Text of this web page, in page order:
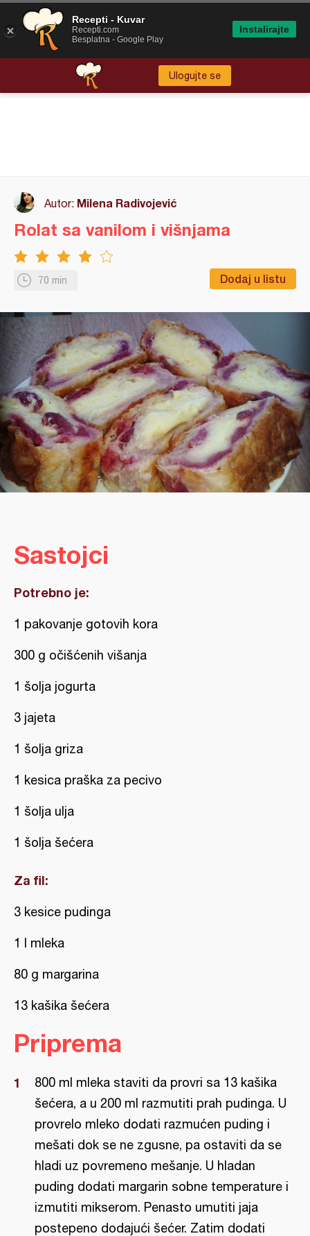
Ulogujte se
Autor: Milena Radivojević
70 min Dodaj u listu
Rolat sa vanilom i višnjama
Sastojci
Potrebno je:
1 pakovanje gotovih kora
300 g očišćenih višanja
1 šolja jogurta
3 jajeta
1 šolja griza
1 kesica praška za pecivo
1 šolja ulja
1 šolja šećera
Za fil:
3 kesice pudinga
1 l mleka
80 g margarina
13 kašika šećera
Priprema
800 ml mleka staviti da provri sa 13 kašika
šećera, a u 200 ml razmutiti prah pudinga. U
provrelo mleko dodati razmućen puding i
mešati dok se ne zgusne, pa ostaviti da se
hladi uz povremeno mešanje. U hladan
puding dodati margarin sobne temperature i
izmutiti mikserom. Penasto umutiti jaja
postepeno dodajući šećer. Zatim dodati
Recepti - Kuvar
Recepti.com
Besplatna - Google Play
Instalirajte